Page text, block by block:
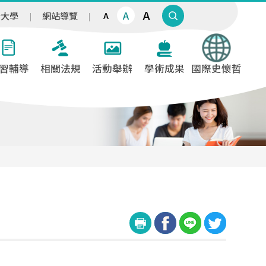
學 網站導覽 A A A
輔導 相關法規 活動舉辦 學術成果 國際史懷哲